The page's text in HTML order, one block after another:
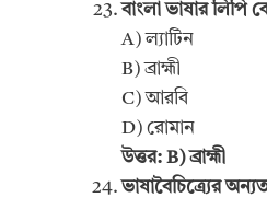
বাংলা ভাষার লিপি
A) ল্যাটিন
B) ব্রাহ্মী
C) আরবি
D) রোমান
উত্তর: B) ব্রাহ্মী
ভাষাবৈচিত্র্যের